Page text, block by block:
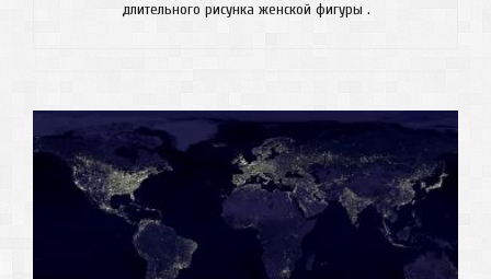
длительного рисунка женской фигуры .